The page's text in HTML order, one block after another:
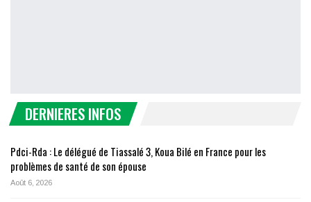
DERNIERES INFOS
Pdci-Rda : Le délégué de Tiassalé 3, Koua Bilé en France pour les
problèmes de santé de son épouse
Août 6, 2026